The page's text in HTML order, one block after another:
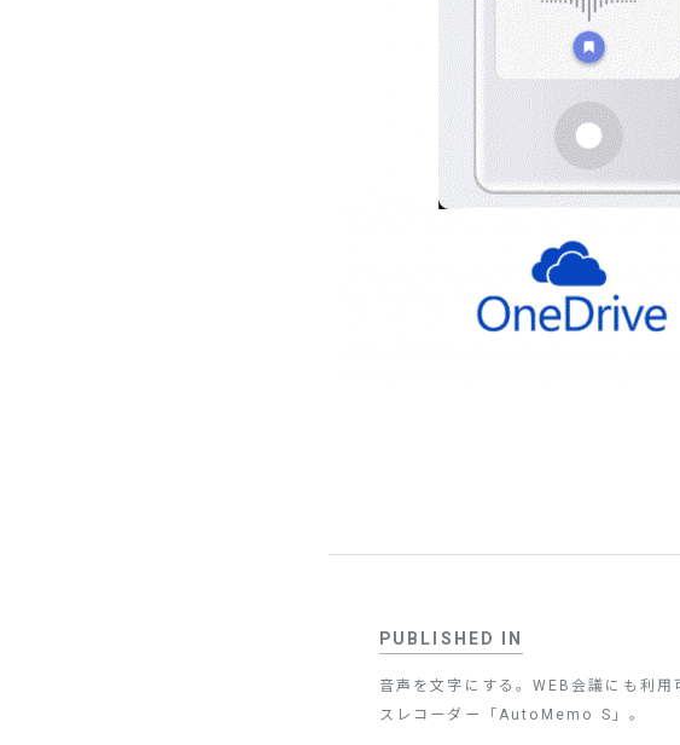
PUBLISHED IN
音声を文字にする。WEB会議にも利用
スレコーダー「AutoMemo S」。